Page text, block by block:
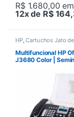
R$ 1.680,00
12x de R$
HP,Cartuchos Jato
Impressão
Impressoras,Jato de
Multifucionais,
Mutifucional,
Multifuncional HP
J3680 Color |